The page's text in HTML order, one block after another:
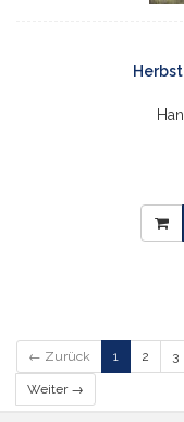
← Zurück 1 2 3
Weiter →